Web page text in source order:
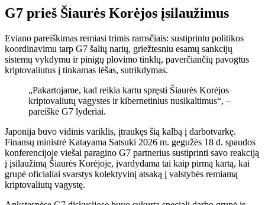
G7 prieš Šiaurės Korėjos įsilaužimus
Eviano pareiškimas remiasi trimis ramsčiais: sustiprintu politikos
koordinavimu tarp G7 šalių narių, griežtesniu esamų sankcijų
sistemų vykdymu ir pinigų plovimo tinklų, paverčiančių pavogtus
kriptovaliutus į tinkamas lėšas, sutrikdymas.
„Pakartojame, kad reikia kartu spręsti Šiaurės Korėjos
kriptovaliutų vagystes ir kibernetinius nusikaltimus“, –
pareiškė G7 lyderiai.
Japonija buvo vidinis variklis, įtraukęs šią kalbą į darbotvarkę.
Finansų ministrė Katayama Satsuki 2026 m. gegužės 18 d. spaudos
konferencijoje viešai paragino G7 partnerius sustiprinti savo reakciją
į įsilaužimą Šiaurės Korėjoje, įvardydama tai kaip pirmą kartą, kai
grupė oficialiai svarstys kolektyvinį atsaką į valstybės remiamą
kriptovaliutų vagystę.